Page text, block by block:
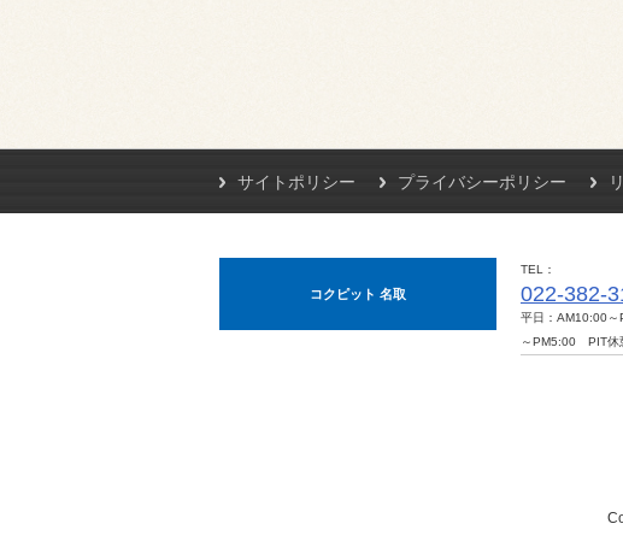
サイトポリシー プライバシーポリシー
コクピット 名取
TEL
022-382-
平日：AM10:00
～PM5:00 PIT休